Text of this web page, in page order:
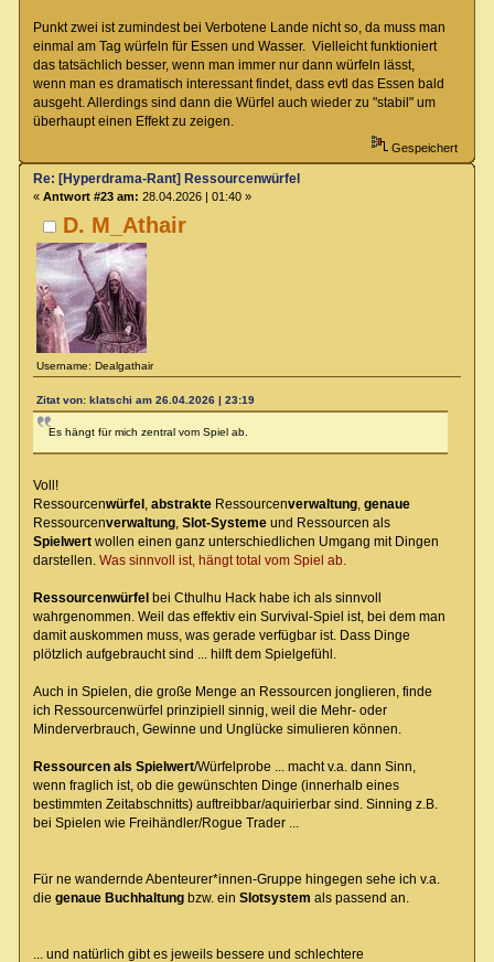
Punkt zwei ist zumindest bei Verbotene Lande nicht so, da muss man
einmal am Tag würfeln für Essen und Wasser. Vielleicht funktioniert
das tatsächlich besser, wenn man immer nur dann würfeln lässt,
wenn man es dramatisch interessant findet, dass evtl das Essen bald
ausgeht. Allerdings sind dann die Würfel auch wieder zu "stabil" um
überhaupt einen Effekt zu zeigen.
Gespeichert
D. M_Athair
Username: Dealgathair
Re: [Hyperdrama-Rant] Ressourcenwürfel
« Antwort #23 am: 28.04.2026 | 01:40 »
Zitat von: klatschi am 26.04.2026 | 23:19
Es hängt für mich zentral vom Spiel ab.
Voll!
Ressourcenwürfel , abstrakteRessourcenverwaltung, genaue
Ressourcenverwaltung, Slot-Systemeund Ressourcen als
Spielwert wollen einen ganz unterschiedlichen Umgang mit Dingen
darstellen. Was sinnvoll ist, hängt total vom Spiel ab.
Ressourcenwürfel bei Cthulhu Hack habe ich als sinnvoll
wahrgenommen. Weil das effektiv ein Survival-Spiel ist, bei dem man
damit auskommen muss, was gerade verfügbar ist. Dass Dinge
plötzlich aufgebraucht sind ... hilft dem Spielgefühl.
Auch in Spielen, die große Menge an Ressourcen jonglieren, finde
ich Ressourcenwürfel prinzipiell sinnig, weil die Mehr- oder
Minderverbrauch, Gewinne und Unglücke simulieren können.
Ressourcen als Spielwert/Würfelprobe ... macht v.a. dann Sinn,
wenn fraglich ist, ob die gewünschten Dinge (innerhalb eines
bestimmten Zeitabschnitts) auftreibbar/aquirierbar sind. Sinning z.B.
bei Spielen wie Freihändler/Rogue Trader ...
Für ne wandernde Abenteurer*innen-Gruppe hingegen sehe ich v.a.
die genaue Buchhaltungbzw. ein Slotsystem als passend an.
... und natürlich gibt es jeweils bessere und schlechtere